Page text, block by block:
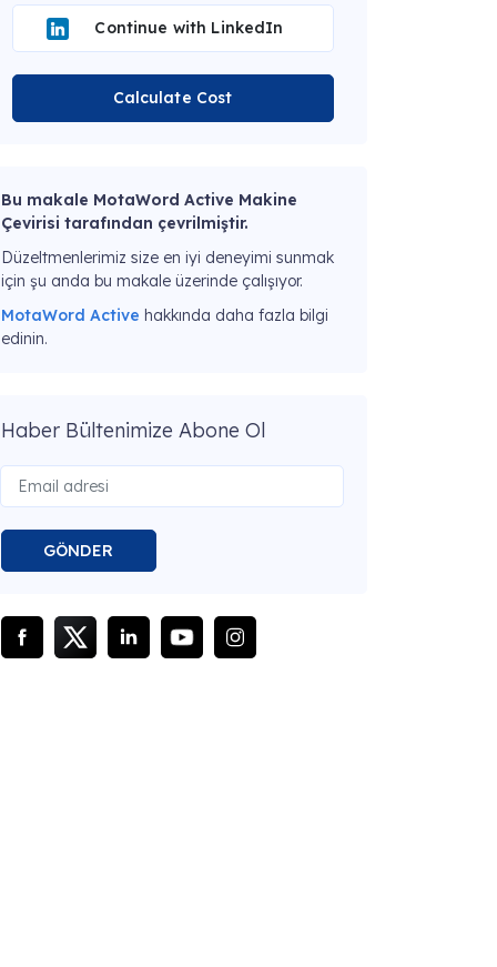
Continue with LinkedIn
Calculate Cost
Bu makale MotaWord Active Makine
Çevirisi tarafından çevrilmiştir.
Düzeltmenlerimiz size en iyi deneyimi sunmak
için şu anda bu makale üzerinde çalışıyor.
MotaWord Active hakkında daha fazla bilgi
edinin.
Haber Bültenimize Abone Ol
GÖNDER